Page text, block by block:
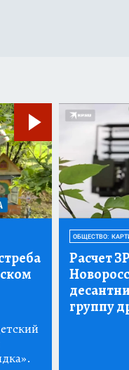
ОБЩЕСТВО:
Расчет
группу